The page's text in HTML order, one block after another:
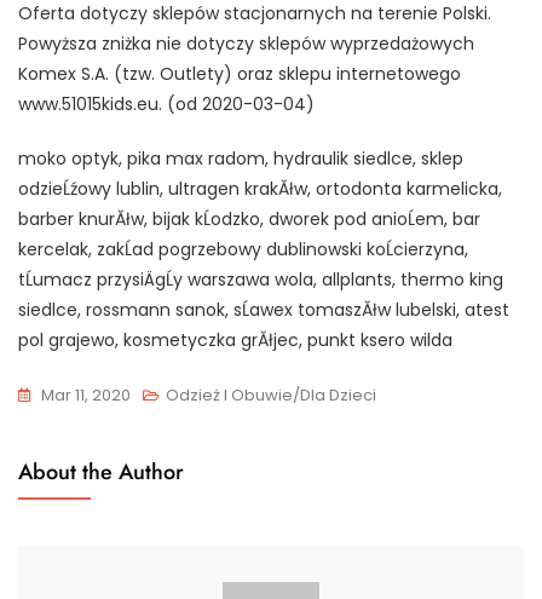
Oferta dotyczy sklepów stacjonarnych na terenie Polski.
Powyższa zniżka nie dotyczy sklepów wyprzedażowych
Komex S.A. (tzw. Outlety) oraz sklepu internetowego
www.51015kids.eu. (od 2020-03-04)
moko optyk, pika max radom, hydraulik siedlce, sklep
odzieĹźowy lublin, ultragen krakĂłw, ortodonta karmelicka,
barber knurĂłw, bijak kĹodzko, dworek pod anioĹem, bar
kercelak, zakĹad pogrzebowy dublinowski koĹcierzyna,
tĹumacz przysiÄgĹy warszawa wola, allplants, thermo king
siedlce, rossmann sanok, sĹawex tomaszĂłw lubelski, atest
pol grajewo, kosmetyczka grĂłjec, punkt ksero wilda
Mar 11, 2020 Odzież I Obuwie/Dla Dzieci
About the Author